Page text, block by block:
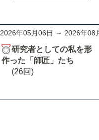
2026年05月06日 ～ 2026年08
研究者としての私を形
作った「師匠」たち
(26回)